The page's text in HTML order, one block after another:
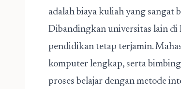
adalah biaya kuliah yang sangat
Dibandingkan universitas lain
pendidikan tetap terjamin.
komputer lengkap, serta
proses belajar dengan metode